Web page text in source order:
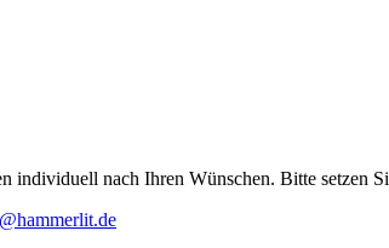
individuell nach Ihren Wünschen. Bitte setzen